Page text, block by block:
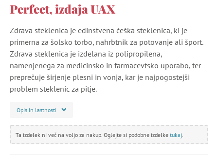
Perfect, izdaja UAX
Zdrava steklenica je edinstvena češka steklenica, ki je
primerna za šolsko torbo, nahrbtnik za potovanje ali šport.
Zdrava steklenica je izdelana iz polipropilena,
namenjenega za medicinsko in farmacevtsko uporabo, ter
preprečuje širjenje plesni in vonja, kar je najpogostejši
problem steklenic za pitje.
Opis in lastnosti
Ta izdelek ni več na voljo za nakup. Oglejte si podobne izdelke tukaj